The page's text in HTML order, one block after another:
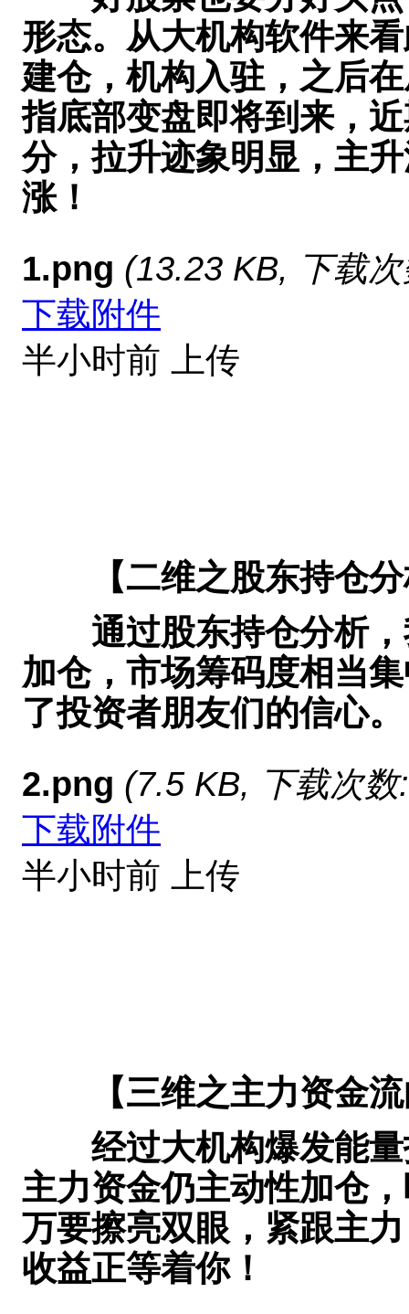
形态。从大机构软件来
建仓，机构入驻，之后
指底部变盘即将到来，
分，拉升迹象明显，主
涨！
1.png (13.23 KB, 下载
下载附件
半小时前 上传
【二维之股东持仓分
通过股东持仓分析，
加仓，市场筹码度相当
了投资者朋友们的信心。
2.png (7.5 KB, 下载次数
下载附件
半小时前 上传
【三维之主力资金流
经过大机构爆发能量
主力资金仍主动性加仓
万要擦亮双眼，紧跟主
收益正等着你！